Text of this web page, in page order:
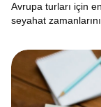
Avrupa turları için
seyahat